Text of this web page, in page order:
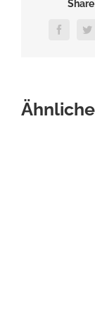
Facebook